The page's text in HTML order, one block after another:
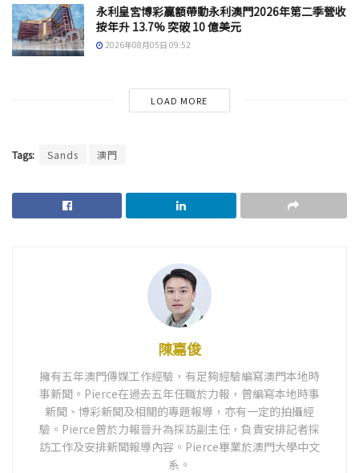
永利皇宮博彩贏額帶動永利澳門2026年第二季營收
按年升 13.7% 突破 10 億美元
2026年08月05日 09:52
LOAD MORE
Tags: Sands 澳門
陳嘉俊
擁有五年澳門傳媒工作經驗，有足夠經驗編寫澳門本地時
事新聞。Pierce在過去五年任職於力報，曾編寫本地時事
新聞、博彩新聞及相關的專題報導，亦有一定的拍攝經
驗。Pierce曾於力報晉升為採訪副主任，負責安排記者採
訪工作及安排新聞報導內容。Pierce畢業於澳門大學中文
系。